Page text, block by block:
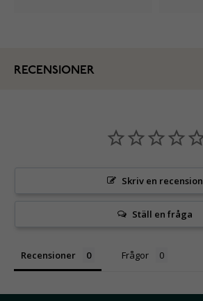
RECENSIONER
Skriv en recension
Ställ en fråga
Recensioner Frågor